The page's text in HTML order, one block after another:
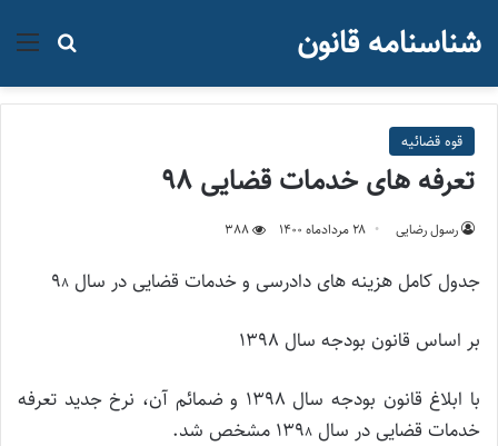
جستجو شناسنامه قانون
قوه قضائيه
تعرفه های خدمات قضایی 98
رسول رضایی ۲۸ مرداد‌ماه ۱۴۰۰ 388
جدول کامل هزینه های دادرسی و خدمات قضایی در سال ۹ ۸
بر اساس قانون بودجه سال 1398
با ابلاغ قانون بودجه سال 1398 و ضمائم آن، نرخ جدید تعرفه
خدمات قضایی در سال ۱۳۹ ۸ مشخص شد.